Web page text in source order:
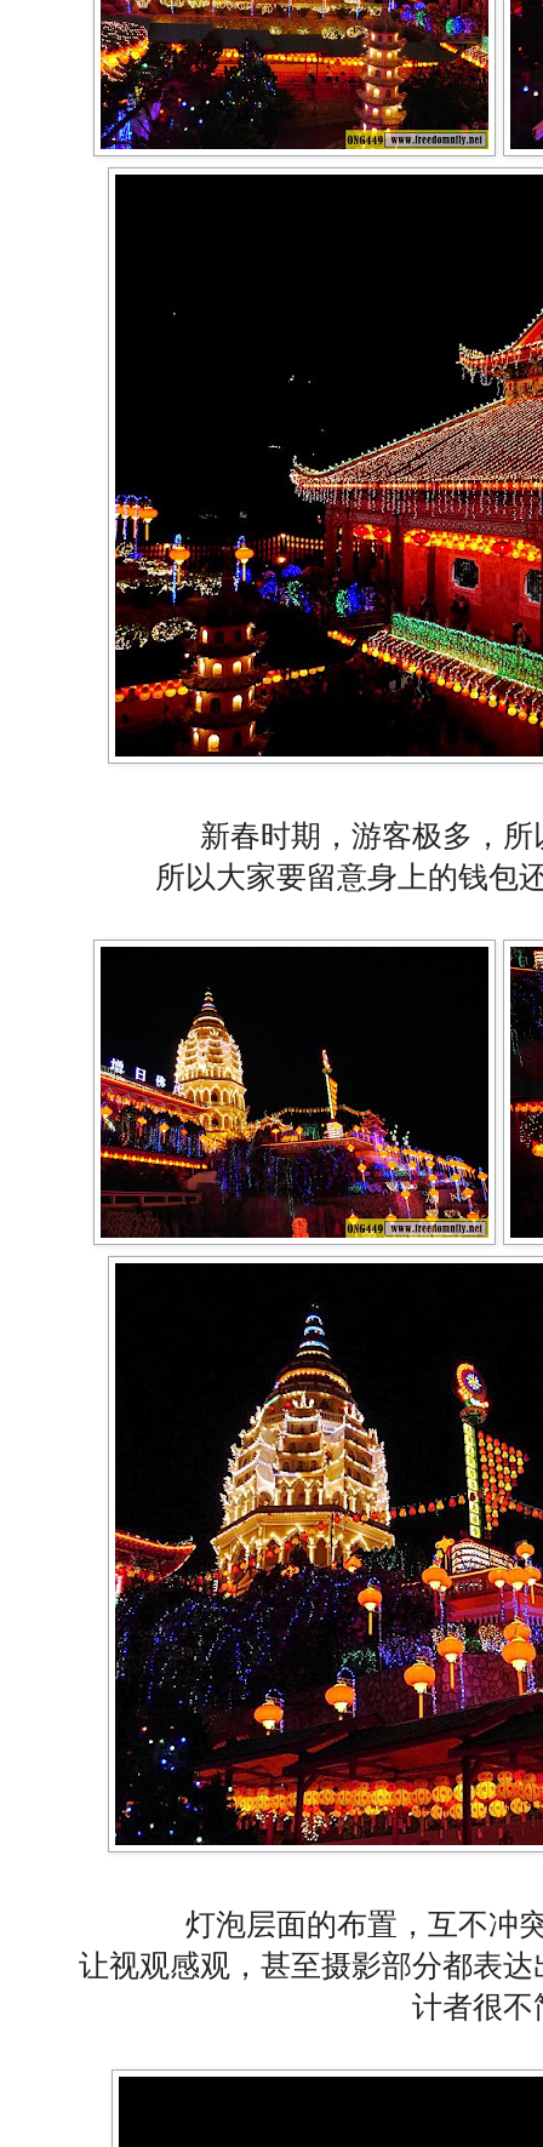
新春时期，游客极多，
所以大家要留意身上的钱包
灯泡层面的布置，互不冲
让视观感观，甚至摄影部分都表
计者很不